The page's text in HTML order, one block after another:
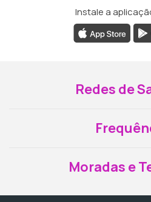
Instale a
Redes de
Moradas e